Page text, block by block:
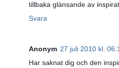
tillbaka glänsande av
Svara
Anonym 27 juli 2010 kl.
Har saknat dig och den